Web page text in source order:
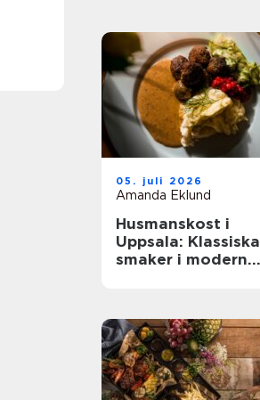
05. juli 2026
Amanda Eklund
Husmanskost i
Uppsala: Klassiska
smaker i modern